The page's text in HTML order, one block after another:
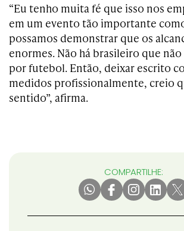
“Eu tenho muita fé que isso nos
em um evento tão importante
possamos demonstrar que os
enormes. Não há brasileiro que
por futebol. Então, deixar escrito
medidos profissionalmente, creio
sentido”, afirma.
COMPARTILHE: